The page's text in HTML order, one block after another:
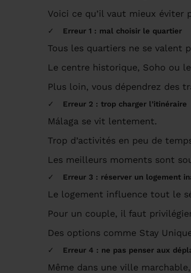
Voici ce qu’il vaut mieux éviter
Erreur 1 : mal choisir le quartier
Tous les quartiers ne se valent
Le centre historique, Soho ou
Plus loin, vous dépendrez des
Erreur 2 : trop charger l’itinéraire
Málaga se vit lentement.
Trop d’activités en peu de
Les meilleurs moments sont
Erreur 3 : réserver un logement
Le logement influence tout le
Pour un couple, il faut
Des options comme Stay
Erreur 4 : ne pas penser aux
Même dans une ville